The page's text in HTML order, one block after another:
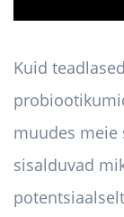
Kuid
muudes meie
sisalduvad